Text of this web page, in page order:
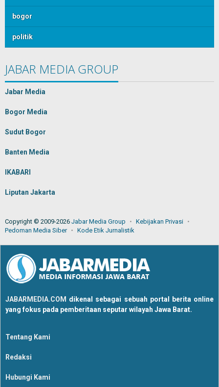
bogor
politik
JABAR MEDIA GROUP
Jabar Media
Bogor Media
Sudut Bogor
Banten Media
IKABARI
Liputan Jakarta
Copyright © 2009-2026 Jabar Media Group
Kebijakan Privasi
Pedoman Media Siber
Kode Etik Jurnalistik
JABARMEDIA.COM dikenal sebagai sebuah portal berita online
yang fokus pada pemberitaan seputar wilayah Jawa Barat.
Tentang Kami
Redaksi
Hubungi Kami